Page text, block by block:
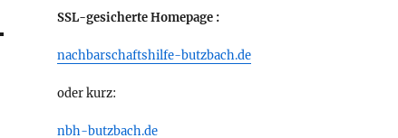
SSL-gesicherte Homepage :
nachbarschaftshilfe-butzbach.de
oder kurz:
nbh-butzbach.de